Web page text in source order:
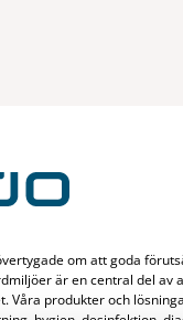
om att goda
är en central del av
Våra produkter och